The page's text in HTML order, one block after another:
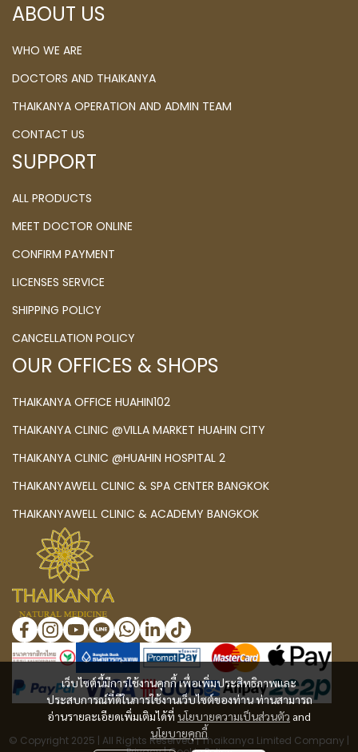
เว็บไซต์นี้มีการใช้งานคุกกี้ เพื่อเพิ่มประสิทธิภาพและ
ประสบการณ์ที่ดีในการใช้งานเว็บไซต์ของท่าน ท่านสามารถ
อ่านรายละเอียดเพิ่มเติมได้ที่ นโยบายความเป็นส่วนตัว and
นโยบายคุกกี้
ABOUT US
WHO WE ARE
DOCTORS AND THAIKANYA
THAIKANYA OPERATION AND ADMIN TEAM
CONTACT US
SUPPORT
ALL PRODUCTS
MEET DOCTOR ONLINE
CONFIRM PAYMENT
LICENSES SERVICE
SHIPPING POLICY
CANCELLATION POLICY
OUR OFFICES & SHOPS
THAIKANYA OFFICE HUAHIN102
THAIKANYA CLINIC @VILLA MARKET HUAHIN CITY
THAIKANYA CLINIC @HUAHIN HOSPITAL 2
THAIKANYAWELL CLINIC & SPA CENTER BANGKOK
THAIKANYAWELL CLINIC & ACADEMY BANGKOK
© Copyright 2025 | All Rights Reserved | Thaikanya Limited Company |